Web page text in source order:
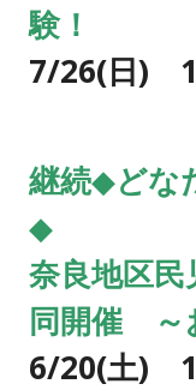
験！
7/26(日)
継続◆どな
◆
奈良地区
同開催 ～
6/20(土)